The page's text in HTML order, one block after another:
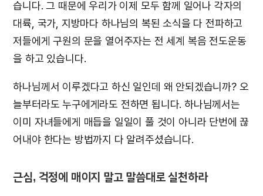
습니다. 그 때문에 우리가 이제 모두 함께 일어나 각자의
대륙, 국가, 지방마다 하나님의 복된 소식을 다 전파하고
저들에게 구원의 문을 열어주자는 전 세계 복음 전도운동
을 하고 있습니다.
하나님께서 이루겠다고 하신 일인데 왜 안되겠습니까? 오
늘부터라도 누구에게라도 전하면 됩니다. 하나님께서는
이미 자녀들에게 매듭을 일일이 풀 것이 아니라 단번에 끊
어내야 한다는 방법까지 다 알려주셨습니다.
근심, 걱정에 매이지 말고 말씀대로 실천하라